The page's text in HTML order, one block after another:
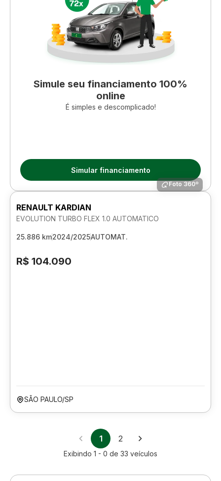
Simule seu financiamento 100%
online
É simples e descomplicado!
Simular financiamento
Foto 360º
RENAULT KARDIAN
EVOLUTION TURBO FLEX 1.0 AUTOMATICO
25.886 km2024/2025AUTOMAT.
R$ 104.090
SÃO PAULO/SP
1 2
Exibindo 1 - 0 de 33 veículos